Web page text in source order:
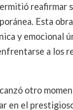
reafirmar
Esta
y emocional
a los
otro
en el